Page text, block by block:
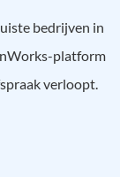
bedrijven in
platform
verloopt.